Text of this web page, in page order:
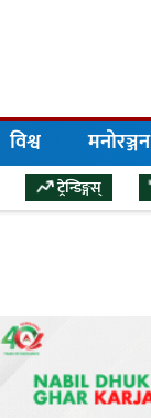
विश्व मनोरञ्जन
ट्रेन्डिङ्गस्